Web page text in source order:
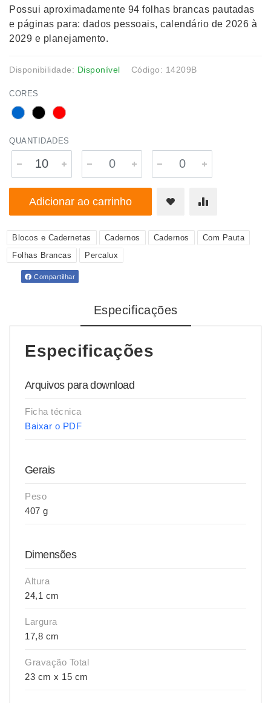
Possui aproximadamente 94 folhas brancas pautadas
e páginas para: dados pessoais, calendário de 2026 à
2029 e planejamento.
Disponibilidade: Disponível Código: 14209B
CORES
QUANTIDADES
Adicionar ao carrinho
Blocos e Cadernetas Cadernos Cadernos
Com Pauta
Folhas Brancas
Percalux
Compartilhar
Especificações
Especificações
Arquivos para download
Ficha técnica
Baixar o PDF
Gerais
Peso
407 g
Dimensões
Altura
24,1 cm
Largura
17,8 cm
Gravação Total
23 cm x 15 cm